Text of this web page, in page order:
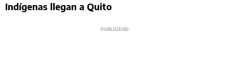
Indígenas llegan a Quito